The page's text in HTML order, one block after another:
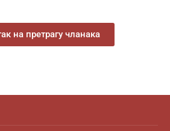
на претрагу чланака